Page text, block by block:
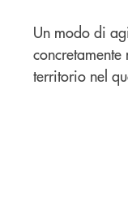
Un modo di
territorio nel